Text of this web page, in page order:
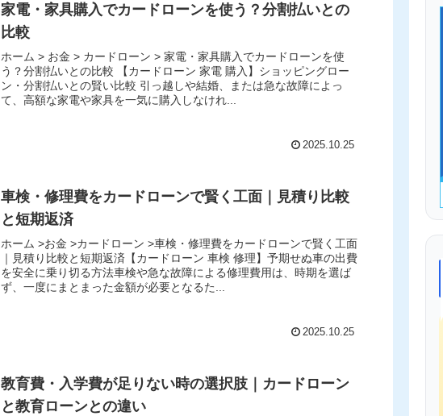
家電・家具購入でカードローンを使う？分割払いとの
比較
ホーム > お金 > カードローン > 家電・家具購入でカードローンを使
う？分割払いとの比較 【カードローン 家電 購入】ショッピングロー
ン・分割払いとの賢い比較 引っ越しや結婚、または急な故障によっ
て、高額な家電や家具を一気に購入しなけれ...
2025.10.25
車検・修理費をカードローンで賢く工面｜見積り比較
と短期返済
​ホーム >お金 >カードローン >車検・修理費をカードローンで賢く工面
｜見積り比較と短期返済​【カードローン 車検 修理】予期せぬ車の出費
を安全に乗り切る方法車検や急な故障による修理費用は、時期を選ば
ず、一度にまとまった金額が必要となるた...
2025.10.25
教育費・入学費が足りない時の選択肢｜カードローン
と教育ローンとの違い